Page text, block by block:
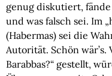
genug diskutiert,
und was falsch sei. Im
(Habermas) sei die
Autorität. Schön wär’s.
Barabbas?“ gestellt,